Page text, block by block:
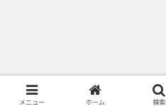
メニュー ホーム 検索